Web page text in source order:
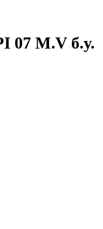
07 M.V б.у.